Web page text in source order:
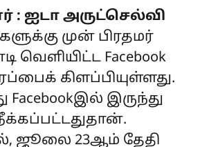
: ஐடா அருட்செல்வி
முன் பிரதமர்
வெளியிட்ட Facebook
கிளப்பியுள்ளது.
இருந்து
ஜூலை 23ஆம் தேதி